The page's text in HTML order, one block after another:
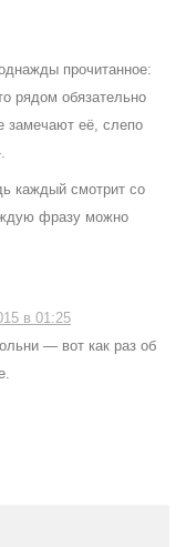
прочитанное:
рядом обязательно
замечают её, слепо
каждый смотрит со
фразу можно
в 01:25
— вот как раз об